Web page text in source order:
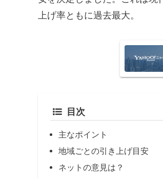
上げ率ともに過去最大。
目次
主なポイント
地域ごとの引き上げ目安
ネットの意見は？